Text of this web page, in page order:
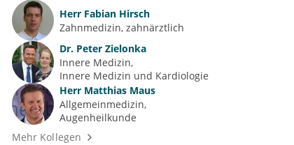
Herr Fabian Hirsch
Zahnmedizin, zahnärztlich
Dr. Peter Zielonka
Innere Medizin
Innere Medizin und Kardiologie
Herr Matthias Maus
Allgemeinmedizin
Augenheilkunde
Mehr Kollegen